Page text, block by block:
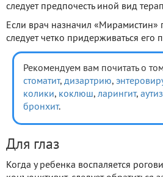
следует предпочесть иной вид
Если врач назначил «Мирамистин»
следует четко придерживаться его
Рекомендуем вам почитать о
стоматит, дизартрию,
колики, коклюш, ларингит,
бронхит.
Для глаз
Когда у ребенка воспаляется